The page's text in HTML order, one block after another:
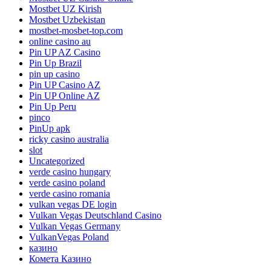
Mostbet UZ Kirish
Mostbet Uzbekistan
mostbet-mosbet-top.com
online casino au
Pin UP AZ Casino
Pin Up Brazil
pin up casino
Pin UP Casino AZ
Pin UP Online AZ
Pin Up Peru
pinco
PinUp apk
ricky casino australia
slot
Uncategorized
verde casino hungary
verde casino poland
verde casino romania
vulkan vegas DE login
Vulkan Vegas Deutschland Casino
Vulkan Vegas Germany
VulkanVegas Poland
казино
Комета Казино